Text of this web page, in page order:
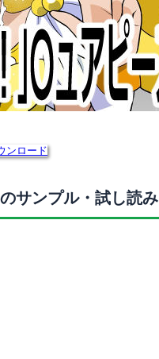
ンロード
サンプル・試し読み